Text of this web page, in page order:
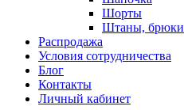
Шорты
Штаны, брюки
Распродажа
Условия сотрудничества
Блог
Контакты
Личный кабинет